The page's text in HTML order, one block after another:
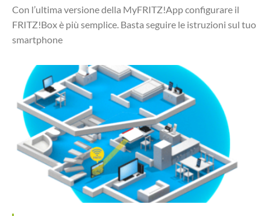
Con l’ultima versione della MyFRITZ!App configurare il
FRITZ!Box è più semplice. Basta seguire le istruzioni sul tuo
smartphone